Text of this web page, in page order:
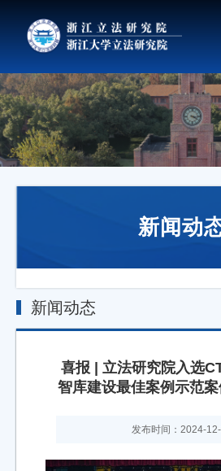
新闻动
新闻动态
喜报 | 立法研究院入选
智库建设最佳案例示范
发布时间：2024-